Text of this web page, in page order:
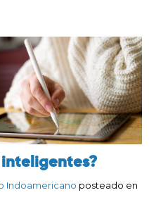
Indoamericano posteado en